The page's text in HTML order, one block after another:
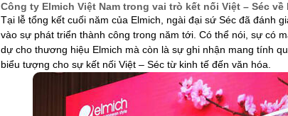
Công ty Elmich Việt Nam trong vai trò kết nối Việt – Séc
Tại lễ tổng kết cuối năm của Elmich, ngài đại sứ Séc đã đánh
vào sự phát triển thành công trong năm tới. Có thể nói, sự có
dự cho thương hiệu Elmich mà còn là sự ghi nhận mang tính
biểu tượng cho sự kết nối Việt – Séc từ kinh tế đến văn hóa.